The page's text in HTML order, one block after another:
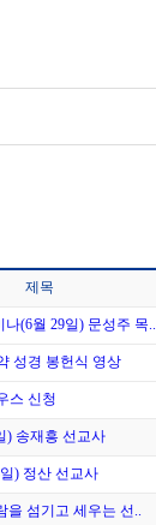
제목
(6월 29일) 문성주 목..
성경 봉헌식 영상
스 신청
) 송재흥 선교사
) 정산 선교사
을 섬기고 세우는 선..